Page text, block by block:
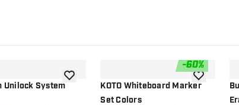
přání
Unilock SystemPřidat do seznamu přání
-60%
KOTO Whiteboard Marker
Set Colors
Přidat do